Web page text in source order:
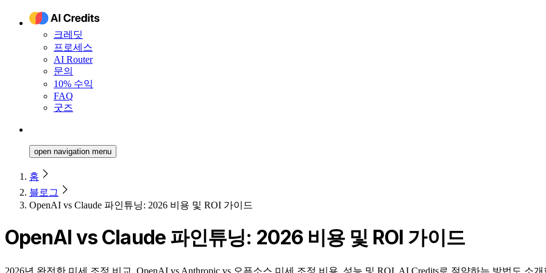
크레딧
프로세스
AI Router
문의
10% 수익
FAQ
굿즈
open navigation menu
홈
블로그
OpenAI vs Claude 파인튜닝: 2026 비용 및 ROI 가이드
OpenAI vs Claude 파인튜닝: 2026 비용 및 ROI 가이드
2026년 완전한 미세 조정 비교. OpenAI vs Anthropic vs 오픈소스 미세 조정 비용, 성능 및 ROI. AI Credits로 절약하는 방법도 소개